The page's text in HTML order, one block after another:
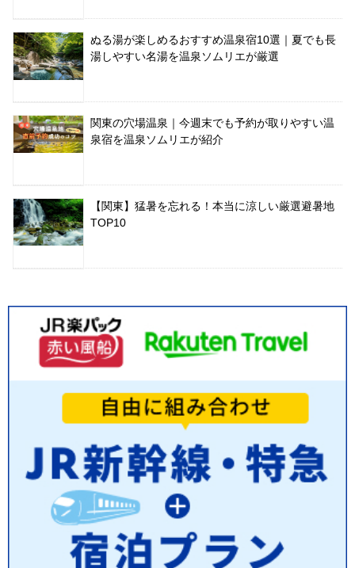
ぬる湯が楽しめるおすすめ温泉宿10選｜夏でも長
湯しやすい名湯を温泉ソムリエが厳選
関東の穴場温泉｜今週末でも予約が取りやすい温
泉宿を温泉ソムリエが紹介
【関東】猛暑を忘れる！本当に涼しい厳選避暑地
TOP10